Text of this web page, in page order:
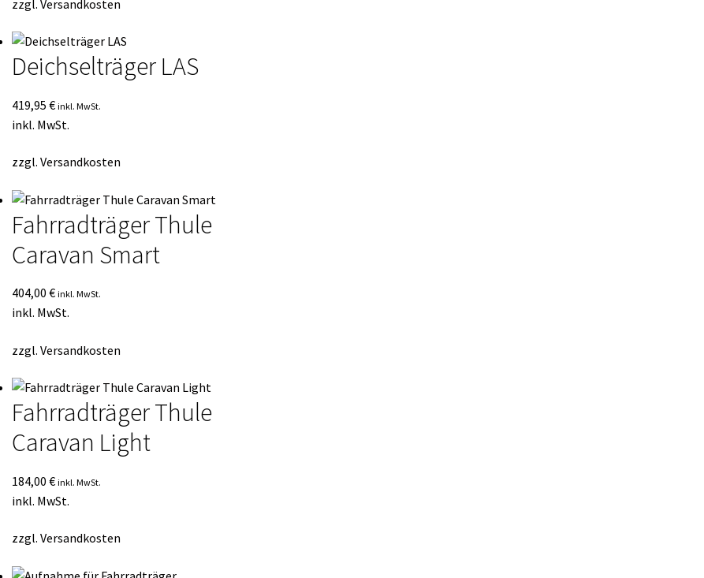
zzgl. Versandkosten
Deichselträger LAS
419,95 € inkl. MwSt.
inkl. MwSt.
zzgl. Versandkosten
Fahrradträger Thule
Caravan Smart
404,00 € inkl. MwSt.
inkl. MwSt.
zzgl. Versandkosten
Fahrradträger Thule
Caravan Light
184,00 € inkl. MwSt.
inkl. MwSt.
zzgl. Versandkosten